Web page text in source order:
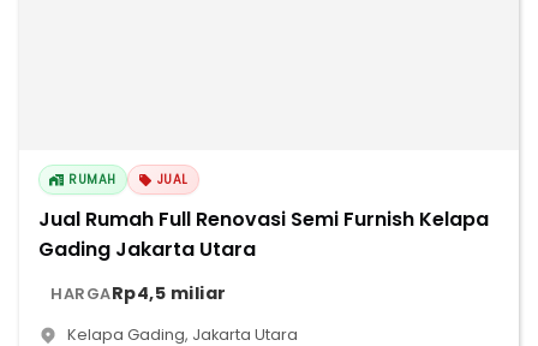
RUMAH JUAL
Jual Rumah Full Renovasi Semi Furnish Kelapa
Gading Jakarta Utara
HARGARp4,5 miliar
Kelapa Gading, Jakarta Utara